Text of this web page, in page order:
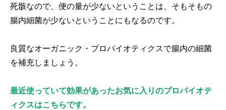
死骸なので、便の量が少ないということは、そもそもの
腸内細菌が少ないということにもなるのです。
良質なオーガニック・プロバイオティクスで腸内の細菌
を補充しましょう。
最近使っていて効果があったお気に入りのプロバイオテ
ィクスはこちらです。